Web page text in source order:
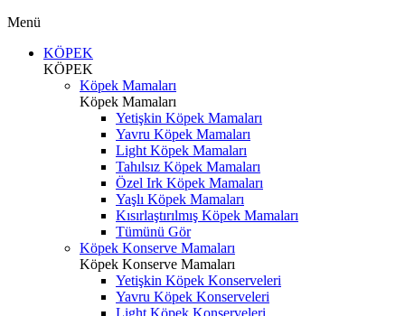
Menü
KÖPEK
KÖPEK
Köpek Mamaları
Köpek Mamaları
Yetişkin Köpek Mamaları
Yavru Köpek Mamaları
Light Köpek Mamaları
Tahılsız Köpek Mamaları
Özel Irk Köpek Mamaları
Yaşlı Köpek Mamaları
Kısırlaştırılmış Köpek Mamaları
Tümünü Gör
Köpek Konserve Mamaları
Köpek Konserve Mamaları
Yetişkin Köpek Konserveleri
Yavru Köpek Konserveleri
Light Köpek Konserveleri